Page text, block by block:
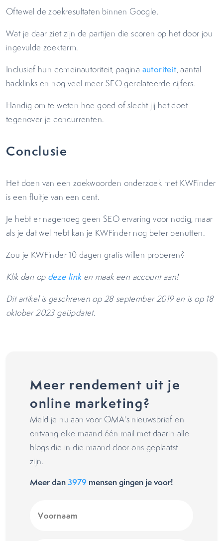
Oftewel de zoekresultaten binnen Google.
Wat je daar ziet zijn de partijen die scoren op het door jou
ingevulde zoekterm.
Inclusief hun domeinautoriteit, pagina autoriteit, aantal
backlinks en nog veel meer SEO gerelateerde cijfers.
Handig om te weten hoe goed of slecht jij het doet
tegenover je concurrenten.
Conclusie
Het doen van een zoekwoorden onderzoek met KWFinder
is een fluitje van een cent.
Je hebt er nagenoeg geen SEO ervaring voor nodig, maar
als je dat wel hebt kan je KWFinder nog beter benutten.
Zou je KWFinder 10 dagen gratis willen proberen?
Klik dan op deze linken maak een account aan!
Dit artikel is geschreven op 28 september 2019 en is op 18
oktober 2023 geüpdatet.
Meer rendement uit je
online marketing?
Meld je nu aan voor OMA's nieuwsbrief en
ontvang elke maand één mail met daarin alle
blogs die in die maand door ons geplaatst
zijn.
Meer dan3979 mensen gingen je voor!
(Vereist)